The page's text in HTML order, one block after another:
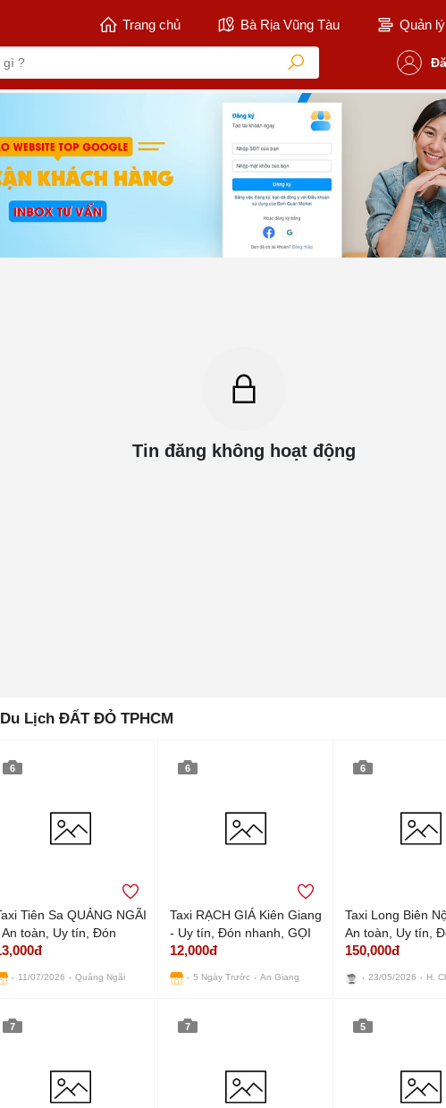
Trang chủ Bà Rịa Vũng Tàu Quản
Tin đăng không hoạt động
Lịch ĐẤT ĐỎ TPHCM
6
Tiên Sa QUẢNG NGÃI
An toàn, Uy tín, Đón
11/07/2026 Quảng Ngãi
6
Taxi RẠCH GIÁ Kiên Giang
- Uy tín, Đón nhanh, GỌI
là CÓ
12,000đ
5 Ngày Trước An Giang
6
Taxi Long Biên
An toàn, Uy tín,
nhanh
150,000đ
23/05/2026 H.
7 7 5